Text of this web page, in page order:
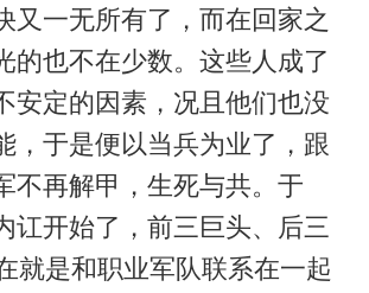
又一无所有了，而在回家之
的也不在少数。这些人成了
安定的因素，况且他们也没
，于是便以当兵为业了，跟
不再解甲，生死与共。于
讧开始了，前三巨头、后三
就是和职业军队联系在一起